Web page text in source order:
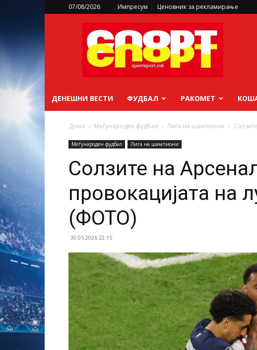
07/08/2026 Импресум Ценовник за рекламирање
sportsport.mk
ДЕНЕШНИ ВЕСТИ ФУДБАЛ РАКОМЕТ
Дома Меѓународен фудбал Лига на шампиони
Меѓународен фудбал Лига на шампиони
Солзите на
провокацијата на
(ФОТО)
30.05.2026 22:15